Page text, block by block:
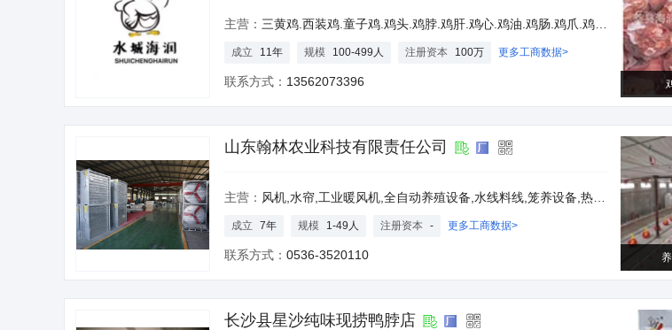
主营： 三黄鸡.西装鸡.童子鸡.鸡头.鸡脖.鸡肝.鸡心.鸡油.鸡肠.鸡爪.鸡胗.鸡肺.鸡苦胆.鸡嗉皮.鸡内金，乌鸡.老母鸡.大公鸡.麻鸡产品
成立 11年 规模 100-499人 注册资本 100万 更多工商数据>
联系方式： 13562073396
山东翰林农业科技有限责任公司
主营： 风机,水帘,工业暖风机,全自动养殖设备,水线料线,笼养设备,热风炉,发电机组,行走式打药机
成立 7年 规模 1-49人 注册资本 - 更多工商数据>
联系方式： 0536-3520110
长沙县星沙纯味现捞鸭脖店